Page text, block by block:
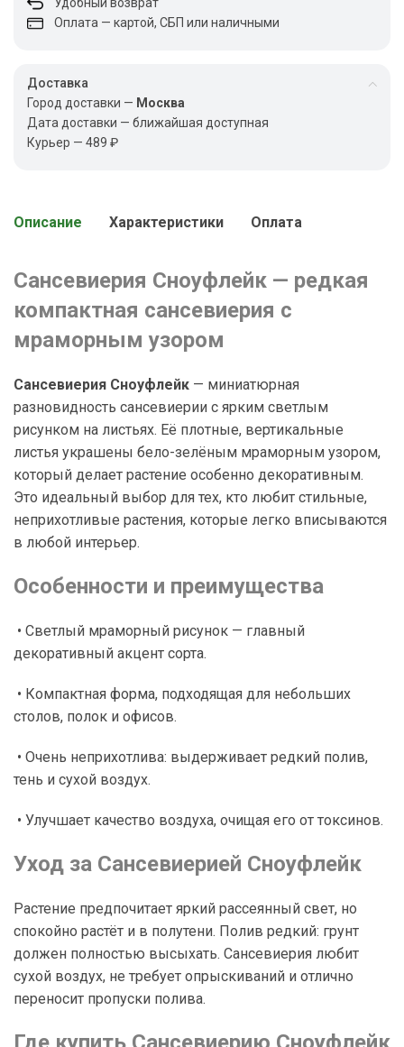
Оплата — картой, СБП или наличными
Доставка
Город доставки — Москва
Дата доставки — ближайшая доступная
Курьер — 489 ₽
Описание Характеристики Оплата
Сансевиерия Сноуфлейк — редкая
компактная сансевиерия с
мраморным узором
Сансевиерия Сноуфлейк — миниатюрная
разновидность сансевиерии с ярким светлым
рисунком на листьях. Её плотные, вертикальные
листья украшены бело-зелёным мраморным узором,
который делает растение особенно декоративным.
Это идеальный выбор для тех, кто любит стильные,
неприхотливые растения, которые легко вписываются
в любой интерьер.
Особенности и преимущества
• Светлый мраморный рисунок — главный
декоративный акцент сорта.
• Компактная форма, подходящая для небольших
столов, полок и офисов.
• Очень неприхотлива: выдерживает редкий полив,
тень и сухой воздух.
• Улучшает качество воздуха, очищая его от токсинов.
Уход за Сансевиерией Сноуфлейк
Растение предпочитает яркий рассеянный свет, но
спокойно растёт и в полутени. Полив редкий: грунт
должен полностью высыхать. Сансевиерия любит
сухой воздух, не требует опрыскиваний и отлично
переносит пропуски полива.